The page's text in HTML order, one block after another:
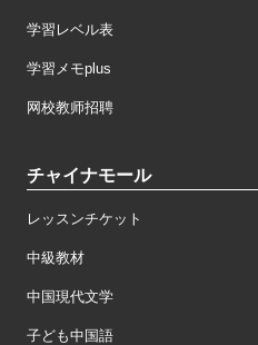
学習レベル表
学習メモplus
网校教师招聘
チャイナモール
レッスンチケット
中級教材
中国現代文学
子ども中国語